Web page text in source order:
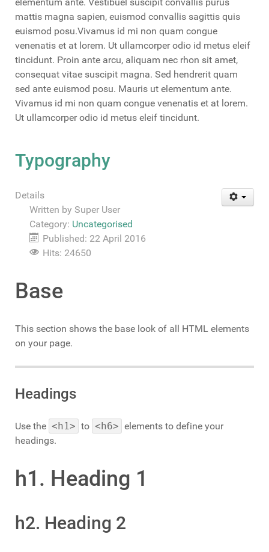
mattis magna sapien, euismod convallis sagittis quis
euismod posu.Vivamus id mi non quam congue
venenatis et at lorem. Ut ullamcorper odio id metus eleif
tincidunt. Proin ante arcu, aliquam nec rhon sit amet,
consequat vitae suscipit magna. Sed hendrerit quam
sed ante euismod posu. Mauris ut elementum ante.
Vivamus id mi non quam congue venenatis et at lorem.
Ut ullamcorper odio id metus eleif tincidunt.
Typography
Details
Written by Super User
Category: Uncategorised
Published: 22 April 2016
Hits: 24650
Base
This section shows the base look of all HTML elements
on your page.
Headings
Use the <h1> to <h6> elements to define your
headings.
h1. Heading 1
h2. Heading 2